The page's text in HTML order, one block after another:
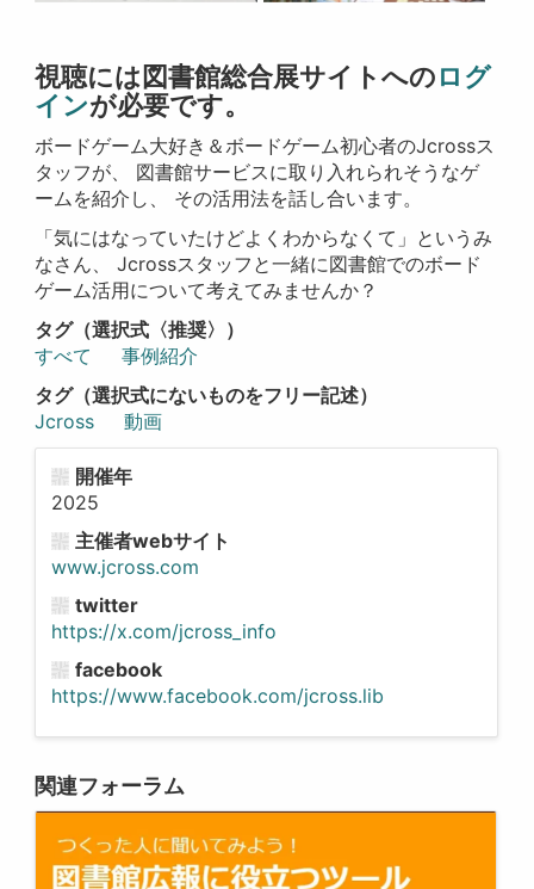
視聴には図書館総合展サイトへのログ
インが必要です。
ボードゲーム大好き＆ボードゲーム初心者のJcrossス
タッフが、 図書館サービスに取り入れられそうなゲ
ームを紹介し、 その活用法を話し合います。
「気にはなっていたけどよくわからなくて」というみ
なさん、 Jcrossスタッフと一緒に図書館でのボード
ゲーム活用について考えてみませんか？
タグ（選択式〈推奨〉）
すべて
事例紹介
タグ（選択式にないものをフリー記述）
Jcross
動画
開催年
2025
主催者webサイト
www.jcross.com
twitter
https://x.com/jcross_info
facebook
https://www.facebook.com/jcross.lib
関連フォーラム